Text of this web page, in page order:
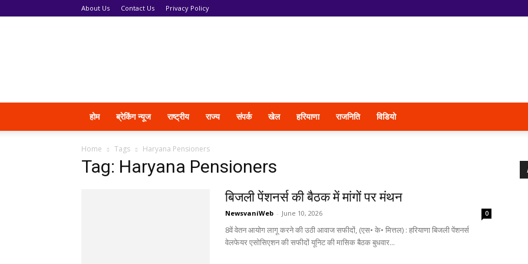
About Us Contact Us Privacy Policy
होम ब्रेकिंग न्यूज राष्ट्रीय राज्य संपर्क खेल हरियाणा राजनिति विडियो
Home Tags Haryana Pensioners
Tag: Haryana Pensioners
बिजली पेंशनर्स की बैठक में मांगों पर मंथन
NewsvaniWeb - June 10, 2026 0
8वें वेतन आयोग लागू करने की उठी आवाज सफीदों, (एस• के• मित्तल) : हरियाणा बिजली पेंशनर्स
वेलफेयर एसोसिएशन की सफीदों यूनिट की मासिक बैठक बुधवार...